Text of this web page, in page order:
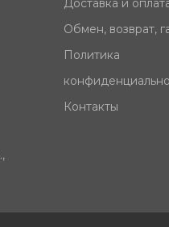
Доставка и
Обмен, возврат,
Политика
Контакты